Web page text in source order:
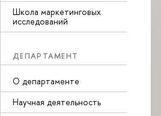
Школа маркетинговых
исследований
ДЕПАРТАМЕНТ
О департаменте
Научная деятельность